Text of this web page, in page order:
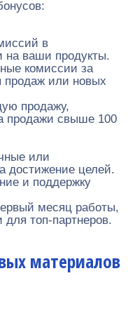
в
на ваши продукты.
комиссии за
или новых
продажу,
продажи свыше 100
или
достижение целей.
и поддержку
месяц работы,
для топ-партнеров.
материалов